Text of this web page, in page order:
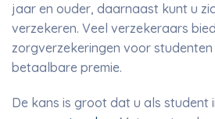
jaar en ouder, daarnaast kunt u
verzekeren. Veel verzekeraars
zorgverzekeringen voor studenten
betaalbare premie.
De kans is groot dat u als student